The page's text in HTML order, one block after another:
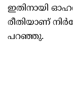
ഇതിനായി
രീതിയാണ്
പറഞ്ഞു.